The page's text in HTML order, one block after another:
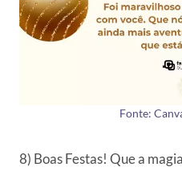
Fonte:
8) Boas Festas! Que a